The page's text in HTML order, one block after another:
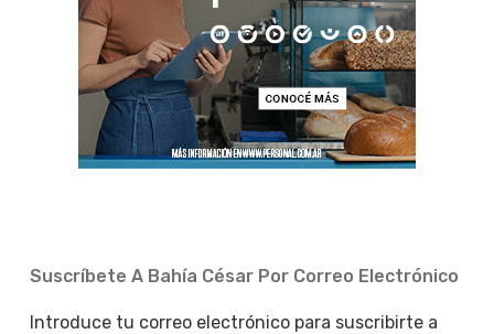
Suscríbete A Bahía César Por Correo Electrónico
Introduce tu correo electrónico para suscribirte a